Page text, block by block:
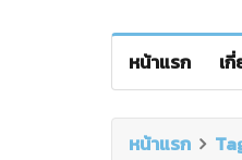
หน้าแรก เ
หน้าแรก